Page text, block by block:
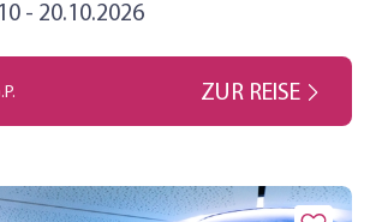
- 20.10.2026
ZUR REISE